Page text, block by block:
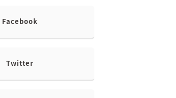
Facebook
Twitter